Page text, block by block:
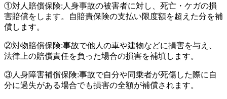
①対人賠償保険:人身事故の被害者に対し、死亡・ケガの損
害賠償をします。自賠責保険の支払い限度額を超えた分を補
償します。
②対物賠償保険:事故で他人の車や建物などに損害を与え、
法律上の賠償責任を負った場合の損害を補填します。
③人身障害補償保険:事故で自分や同乗者が死傷した際に自
分に過失がある場合でも損害の全額が補償されます。